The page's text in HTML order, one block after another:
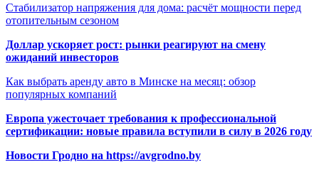
Стабилизатор напряжения для дома: расчёт мощности перед
отопительным сезоном
Доллар ускоряет рост: рынки реагируют на смену
ожиданий инвесторов
Как выбрать аренду авто в Минске на месяц: обзор
популярных компаний
Европа ужесточает требования к профессиональной
сертификации: новые правила вступили в силу в 2026 году
Новости Гродно на https://avgrodno.by